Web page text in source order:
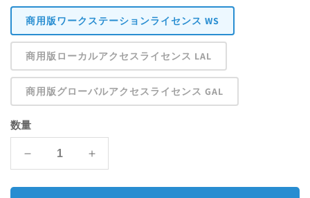
商用版ワークステーションライセンス WS
商用版ローカルアクセスライセンス LAL
商用版グローバルアクセスライセンス GAL
数量
Houdini
Core
の
Houdini
Core
の